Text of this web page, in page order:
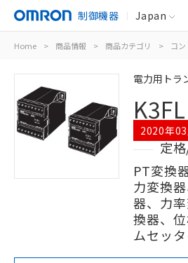
制御機器 Japan
Home > 商品情報 > 商品カテゴリ > コ
電力用トラ
K3FL
2020年
定
PT変換
力変換
器、力
換器、
ムセッ